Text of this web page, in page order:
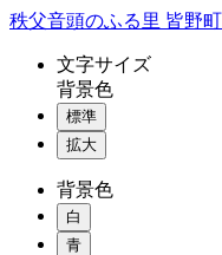
コ
秩父音頭のふる里 皆野
文字サイズ
背景色
標準
拡大
背景色
白
青